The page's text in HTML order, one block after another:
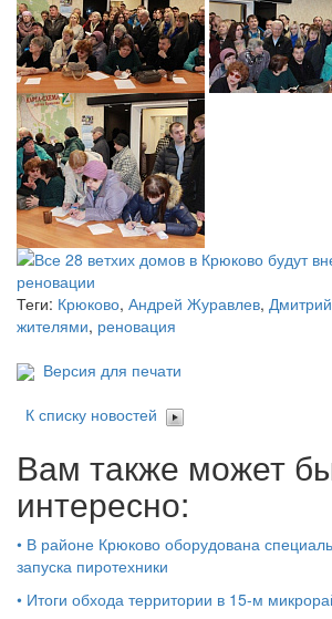
Теги: Крюково, Андрей Журавлев,
жителями, реновация
Версия для печати
К списку новостей
Вам также может
интересно:
• В районе Крюково оборудована
запуска пиротехники
• Итоги обхода территории в 15‑м